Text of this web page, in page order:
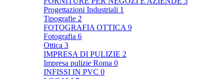
Progettazioni Industriali 1
Tipografie 2
FOTOGRAFIA OTTICA 9
Fotografia 6
Ottica 3
IMPRESA DI PULIZIE 2
Impresa pulizie Roma 0
INFISSI IN PVC 0